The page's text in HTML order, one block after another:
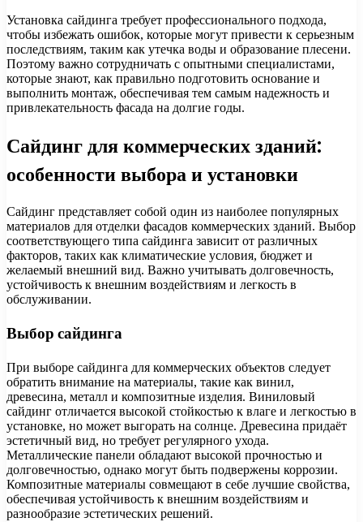
Установка сайдинга требует профессионального подхода,
чтобы избежать ошибок, которые могут привести к серьезным
последствиям, таким как утечка воды и образование плесени.
Поэтому важно сотрудничать с опытными специалистами,
которые знают, как правильно подготовить основание и
выполнить монтаж, обеспечивая тем самым надежность и
привлекательность фасада на долгие годы.
Сайдинг для коммерческих зданий:
особенности выбора и установки
Сайдинг представляет собой один из наиболее популярных
материалов для отделки фасадов коммерческих зданий. Выбор
соответствующего типа сайдинга зависит от различных
факторов, таких как климатические условия, бюджет и
желаемый внешний вид. Важно учитывать долговечность,
устойчивость к внешним воздействиям и легкость в
обслуживании.
Выбор сайдинга
При выборе сайдинга для коммерческих объектов следует
обратить внимание на материалы, такие как винил,
древесина, металл и композитные изделия. Виниловый
сайдинг отличается высокой стойкостью к влаге и легкостью в
установке, но может выгорать на солнце. Древесина придаёт
эстетичный вид, но требует регулярного ухода.
Металлические панели обладают высокой прочностью и
долговечностью, однако могут быть подвержены коррозии.
Композитные материалы совмещают в себе лучшие свойства,
обеспечивая устойчивость к внешним воздействиям и
разнообразие эстетических решений.